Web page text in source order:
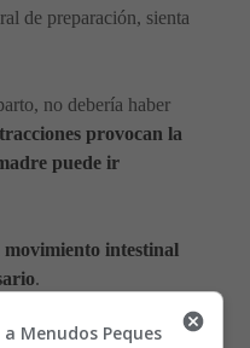
de preparación, sienta
no debería haber
provocan la
puede ir
intestinal
.
durante el parto era una
Menudos Peques